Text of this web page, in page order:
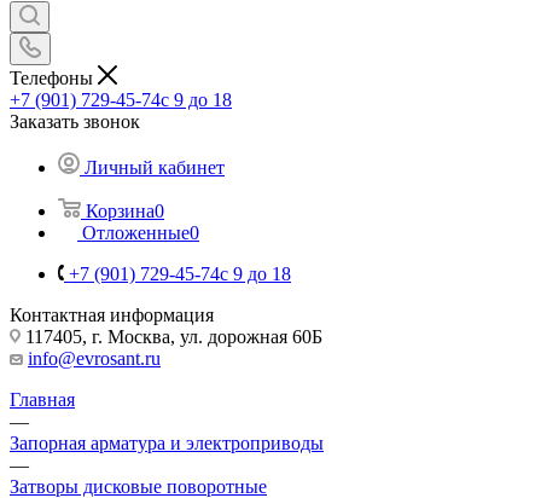
Телефоны
+7 (901) 729-45-74c 9 до 18
Заказать звонок
Личный кабинет
Корзина0
Отложенные0
+7 (901) 729-45-74c 9 до 18
Контактная информация
117405, г. Москва, ул. дорожная 60Б
info@evrosant.ru
Главная
—
Запорная арматура и электроприводы
—
Затворы дисковые поворотные